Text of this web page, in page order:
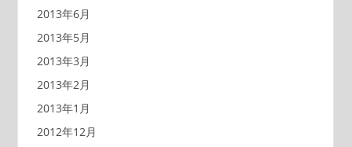
2013年6月
2013年5月
2013年3月
2013年2月
2013年1月
2012年12月